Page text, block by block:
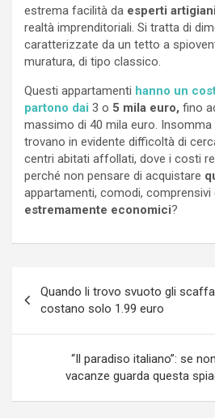
estrema facilità da esperti artigiani
realtà imprenditoriali. Si tratta di
caratterizzate da un tetto a
muratura, di tipo classico.
Questi appartamenti hanno un
partono dai 3 o 5 mila euro, fino
massimo di 40 mila euro.
trovano in evidente difficoltà di
centri abitati affollati, dove i costi
perché non pensare di acquistare
appartamenti, comodi, comprensivi
estremamente economici?
articoli
Quando li trovo svuoto gli
costano solo 1.99 euro
“Il paradiso italiano”: se
vacanze guarda questa